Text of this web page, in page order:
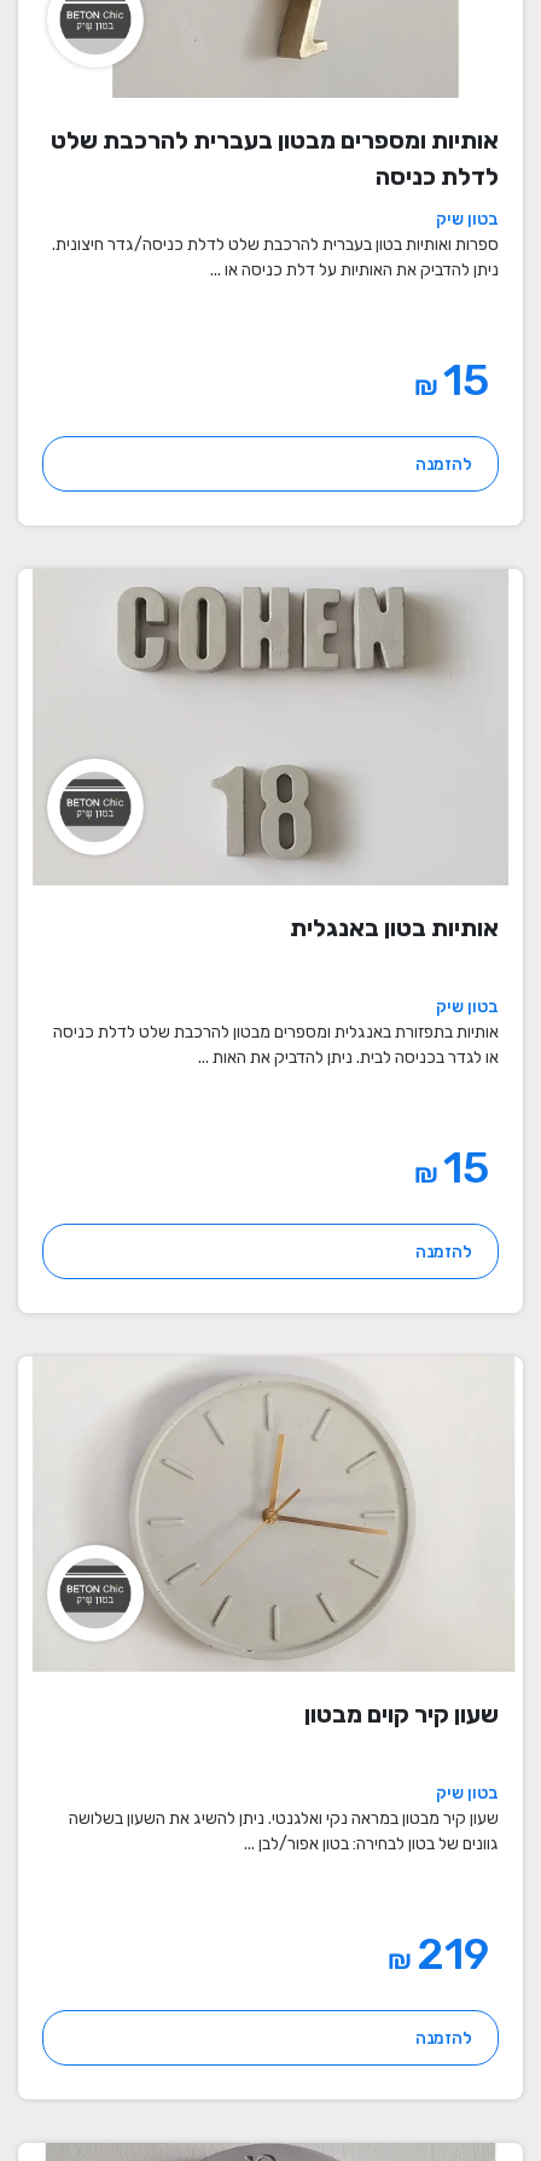
אותיות ומספרים מבטון בעברית להרכבת שלט
לדלת כניסה
בטון שיק
ספרות ואותיות בטון בעברית להרכבת שלט לדלת כניסה/גדר חיצונית.
ניתן להדביק את האותיות על דלת כניסה או ...
₪
להזמנה
אותיות בטון באנגלית
בטון שיק
אותיות בתפזורת באנגלית ומספרים מבטון להרכבת שלט לדלת כניסה
או לגדר בכניסה לבית. ניתן להדביק את האות ...
₪
להזמנה
שעון קיר קוים מבטון
בטון שיק
שעון קיר מבטון במראה נקי ואלגנטי. ניתן להשיג את השעון בשלושה
גוונים של בטון לבחירה: בטון אפור/לבן ...
₪
להזמנה